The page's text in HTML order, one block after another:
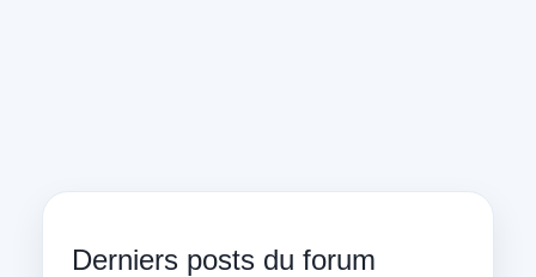
Derniers posts du forum